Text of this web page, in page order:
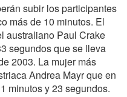
subir los participantes
más de 10 minutos. El
australiano Paul Crake
segundos que se lleva
2003. La mujer más
Andrea Mayr que en
minutos y 23 segundos.